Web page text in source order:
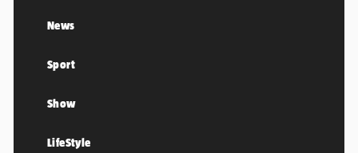
News
Sport
Show
LifeStyle